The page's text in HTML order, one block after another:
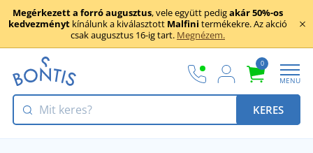
Megérkezett a forró augusztus, vele együtt pedigakár 50%-os
kedvezményt kínálunk a kiválasztott Malfini termékekre. Az akció
csak augusztus 16-ig tart. Megnézem.
0
MENU
KERES